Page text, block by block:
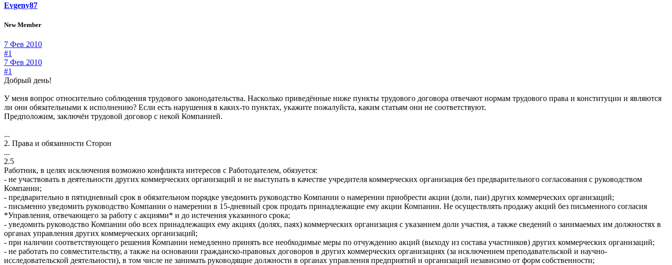
Evgeny87
New Member
7 Фев 2010
#1
7 Фев 2010
#1
Добрый день!
У меня вопрос относительно соблюдения трудового законодательства. Насколько приведённые ниже пункты трудового договора отвечают нормам трудового права и конституции и являются
ли они обязательными к исполнению? Если есть нарушения в каких-то пунктах, укажите пожалуйста, каким статьям они не соответствуют.
Предположим, заключён трудовой договор с некой Компанией.
...
2. Права и обязанности Сторон
...
2.5
Работник, в целях исключения возможно конфликта интересов с Работодателем, обязуется:
- не участвовать в деятельности других коммерческих организаций и не выступать в качестве учредителя коммерческих организация без предварительного согласования с руководством
Компании;
- предварительно в пятидневный срок в обязательном порядке уведомить руководство Компании о намерении приобрести акции (доли, паи) других коммерческих организаций;
- письменно уведомить руководство Компании о намерении в 15-дневный срок продать принадлежащие ему акции Компании. Не осуществлять продажу акций без письменного согласия
*Управления, отвечающего за работу с акциями* и до истечения указанного срока;
- уведомить руководство Компании обо всех принадлежащих ему акциях (долях, паях) коммерческих организация с указанием доли участия, а также сведений о занимаемых им должностях в
органах управления других коммерческих организаций;
- при наличии соответствующего решения Компании немедленно принять все необходимые меры по отчуждению акций (выходу из состава участников) других коммерческих организаций;
- не работать по совместительству, а также на основании гражданско-правовых договоров в других коммерческих организациях (за исключением преподавательской и научно-
исследовательской деятельности), в том числе не занимать руководящие должности в органах управления предприятий и организаций независимо от форм собственности;